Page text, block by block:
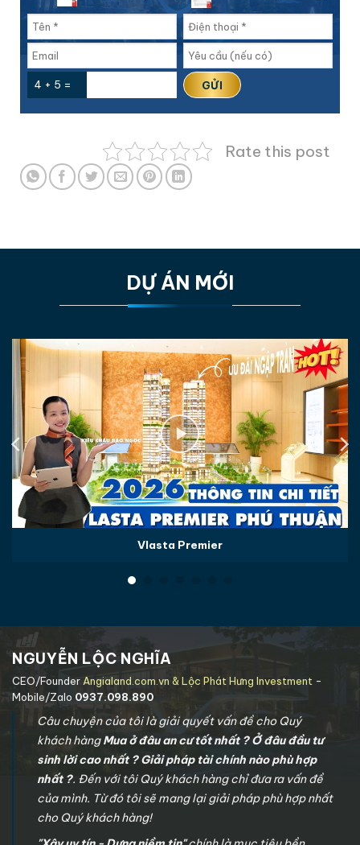
4 + 5 =
Rate this post
DỰ ÁN MỚI
Vlasta Premier
NGUYỄN LỘC NGHĨA
CEO/Founder Angialand.com.vn & Lộc Phát Hưng Investment -
Mobile/Zalo 0937.098.890
Câu chuyện của tôi là giải quyết vấn đề cho Quý
khách hàngMua ở đâu an cư tốt nhất ? Ở đâu đầu tư
sinh lời cao nhất ? Giải pháp tài chính nào phù hợp
nhất ?. Đến với tôi Quý khách hàng chỉ đưa ra vấn đề
của mình. Từ đó tôi sẽ mang lại giải pháp phù hợp nhất
cho Quý khách hàng!